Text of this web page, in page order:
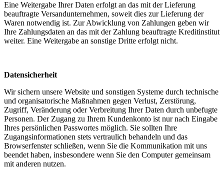
Eine Weitergabe Ihrer Daten erfolgt an das mit der Lieferung
beauftragte Versandunternehmen, soweit dies zur Lieferung der
Waren notwendig ist. Zur Abwicklung von Zahlungen geben wir
Ihre Zahlungsdaten an das mit der Zahlung beauftragte Kreditinstitut
weiter. Eine Weitergabe an sonstige Dritte erfolgt nicht.
Datensicherheit
Wir sichern unsere Website und sonstigen Systeme durch technische
und organisatorische Maßnahmen gegen Verlust, Zerstörung,
Zugriff, Veränderung oder Verbreitung Ihrer Daten durch unbefugte
Personen. Der Zugang zu Ihrem Kundenkonto ist nur nach Eingabe
Ihres persönlichen Passwortes möglich. Sie sollten Ihre
Zugangsinformationen stets vertraulich behandeln und das
Browserfenster schließen, wenn Sie die Kommunikation mit uns
beendet haben, insbesondere wenn Sie den Computer gemeinsam
mit anderen nutzen.